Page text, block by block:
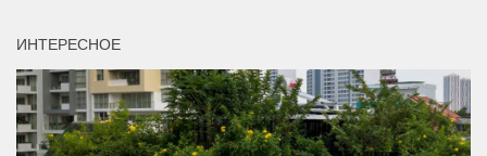
ИНТЕРЕСНОЕ